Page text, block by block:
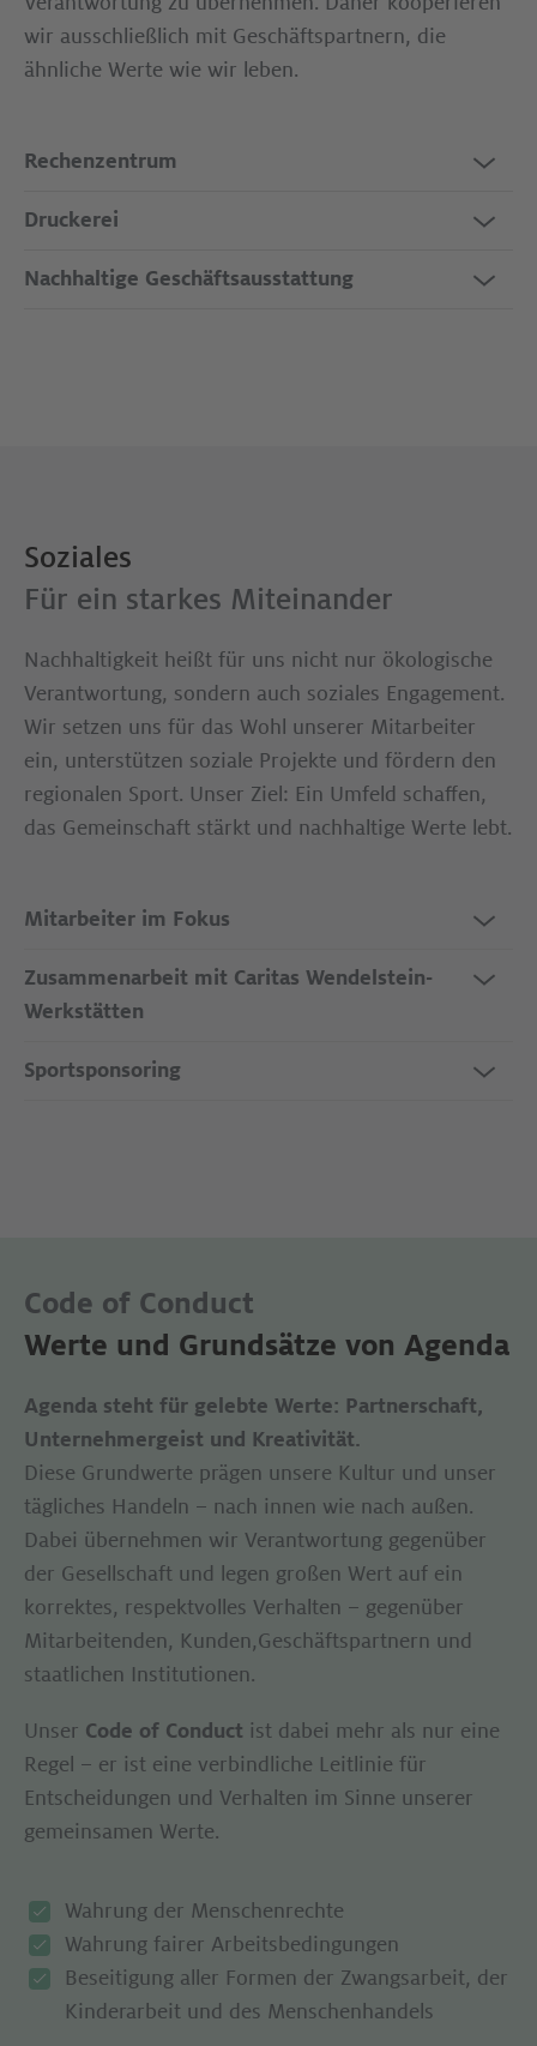
wir ausschließlich mit Geschäftspartnern, die
ähnliche Werte wie wir leben.
Rechenzentrum
Druckerei
Nachhaltige Geschäftsausstattung
Soziales
Für ein starkes Miteinander
Nachhaltigkeit heißt für uns nicht nur ökologische
Verantwortung, sondern auch soziales Engagement.
Wir setzen uns für das Wohl unserer Mitarbeiter
ein, unterstützen soziale Projekte und fördern den
regionalen Sport. Unser Ziel: Ein Umfeld schaffen,
das Gemeinschaft stärkt und nachhaltige Werte lebt.
Mitarbeiter im Fokus
Zusammenarbeit mit Caritas Wendelstein-
Werkstätten
Sportsponsoring
Code of Conduct
Werte und Grundsätze von Agenda
Agenda steht für gelebte Werte: Partnerschaft,
Unternehmergeist und Kreativität.
Diese Grundwerte prägen unsere Kultur und unser
tägliches Handeln – nach innen wie nach außen.
Dabei übernehmen wir Verantwortung gegenüber
der Gesellschaft und legen großen Wert auf ein
korrektes, respektvolles Verhalten – gegenüber
Mitarbeitenden, Kunden,Geschäftspartnern und
staatlichen Institutionen.
Unser Code of Conduct ist dabei mehr als nur eine
Regel – er ist eine verbindliche Leitlinie für
Entscheidungen und Verhalten im Sinne unserer
gemeinsamen Werte.
Wahrung der Menschenrechte
Wahrung fairer Arbeitsbedingungen
Beseitigung aller Formen der Zwangsarbeit, der
Kinder­arbeit und des Menschen­handels